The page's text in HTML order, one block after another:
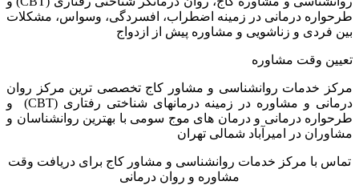
طرحواره درمانی در زمینه اضطراب، افسردگی، وسواس، مشکلات
بین فردی و زناشویی و مشاوره پیش از ازدواج
تعیین وقت مشاوره
مرکز خدمات روانشناسی و مشاور کاج تخصصی‏ ترین مرکز روان
درمانی و مشاوره در زمینه درمان‏های شناختی رفتاری (CBT) و
طرحواره درمانی و درمان های موج سومی با بهترین روانشناسان و
مشاوران در امیرآباد شمالی تهران
تماس با مرکز خدمات روانشناسی و مشاور کاج برای دریافت وقت
مشاوره و روان درمانی